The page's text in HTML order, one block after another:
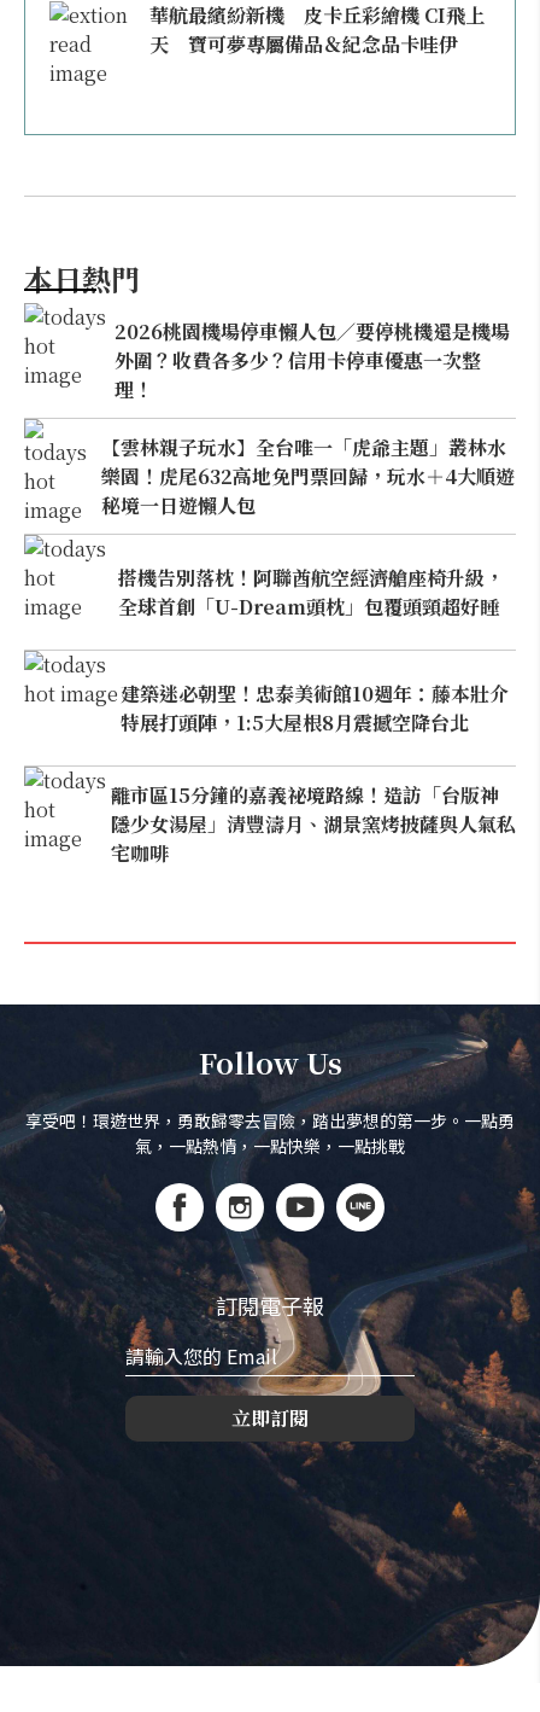
華航最繽紛新機 皮卡丘彩繪機 CI飛上
天 寶可夢專屬備品＆紀念品卡哇伊
本日熱門
2026桃園機場停車懶人包／要停桃機還是機場
外圍？收費各多少？信用卡停車優惠一次整
理！
【雲林親子玩水】全台唯一「虎爺主題」叢林水
樂園！虎尾632高地免門票回歸，玩水＋4大順遊
秘境一日遊懶人包
搭機告別落枕！阿聯酋航空經濟艙座椅升級，
全球首創「U-Dream頭枕」包覆頭頸超好睡
建築迷必朝聖！忠泰美術館10週年：藤本壯介
特展打頭陣，1:5大屋根8月震撼空降台北
離市區15分鐘的嘉義祕境路線！造訪「台版神
隱少女湯屋」清豐濤月、湖景窯烤披薩與人氣私
宅咖啡
Follow Us
享受吧！環遊世界，勇敢歸零去冒險，踏出夢想的第一步。一點勇
氣，一點熱情，一點快樂，一點挑戰
訂閱電子報
立即訂閱